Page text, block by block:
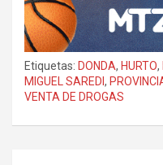
Etiquetas: DONDA, HURTO,
MIGUEL SAREDI ,
VENTA DE DROGAS